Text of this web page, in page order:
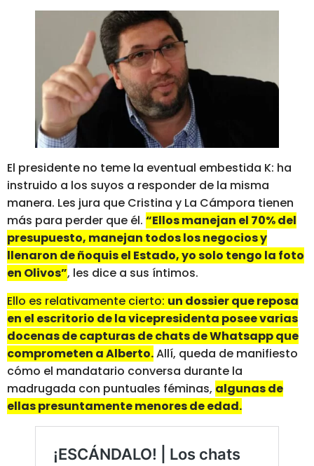
El presidente no teme la eventual embestida K: ha
instruido a los suyos a responder de la misma
manera. Les jura que Cristina y La Cámpora tienen
más para perder que él. “Ellos manejan el 70% del
presupuesto, manejan todos los negocios y
llenaron de ñoquis el Estado, yo solo tengo la foto
en Olivos”, les dice a sus íntimos.
Ello es relativamente cierto: un dossier que reposa
en el escritorio de la vicepresidenta posee varias
docenas de capturas de chats de Whatsapp que
comprometen a Alberto.Allí, queda de manifiesto
cómo el mandatario conversa durante la
madrugada con puntuales féminas, algunas de
ellas presuntamente menores de edad.